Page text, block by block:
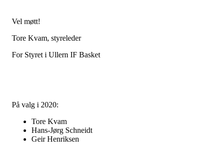
Vel møtt!
Tore Kvam, styreleder
For Styret i Ullern IF Basket
På valg i 2020:
Tore Kvam
Hans-Jørg Schneidt
Geir Henriksen